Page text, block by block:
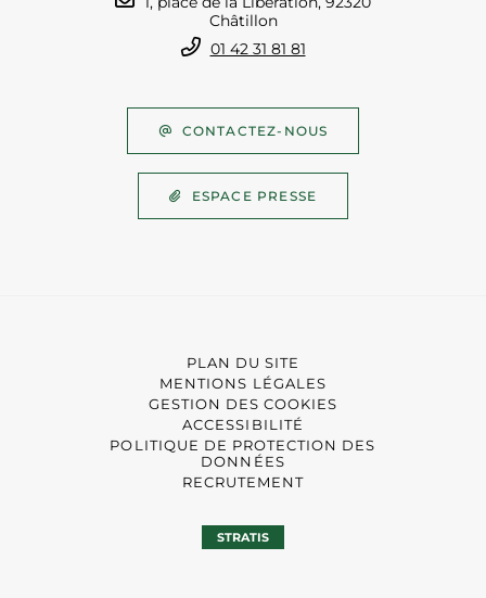
Châtillon
01 42 31 81 81
CONTACTEZ-NOUS
ESPACE PRESSE
PLAN DU SITE
MENTIONS LÉGALES
GESTION DES COOKIES
ACCESSIBILITÉ
POLITIQUE DE PROTECTION DES
DONNÉES
RECRUTEMENT
STRATIS